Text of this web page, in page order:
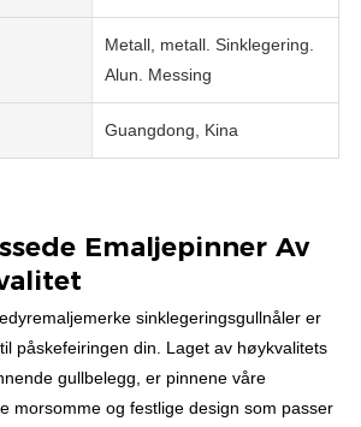
Metall, metall. Sinklegering.
Alun. Messing
Guangdong, Kina
Emaljepinner Av
sinklegeringsgullnåler er
påskefeiringen din. Laget av høykvalitets
gullbelegg, er pinnene våre
morsomme og festlige design som passer